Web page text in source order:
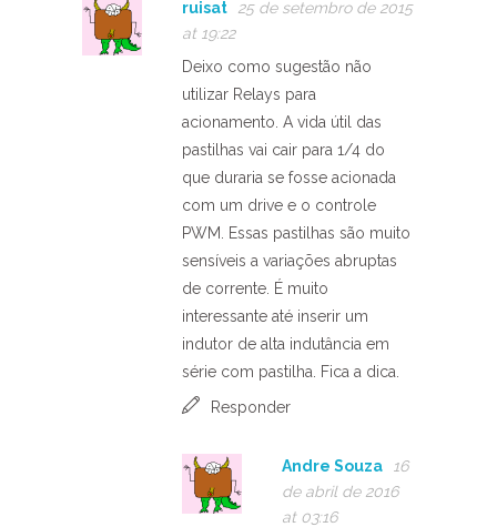
ruisat
25 de setembro de 2015
at 19:22
Deixo como sugestão não
utilizar Relays para
acionamento. A vida útil das
pastilhas vai cair para 1/4 do
que duraria se fosse acionada
com um drive e o controle
PWM. Essas pastilhas são muito
sensíveis a variações abruptas
de corrente. É muito
interessante até inserir um
indutor de alta indutância em
série com pastilha. Fica a dica.
Responder
Andre Souza
16
de abril de 2016
at 03:16